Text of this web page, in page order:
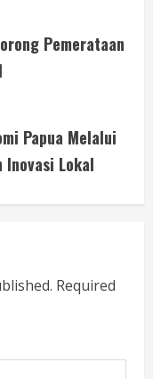
Pemerataan
Papua Melalui
Inovasi Lokal
Required